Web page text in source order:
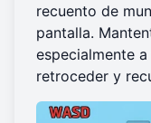
recuento de
pantalla.
especialmente
retroceder y